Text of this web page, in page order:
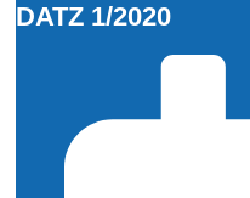
DATZ 1/2020